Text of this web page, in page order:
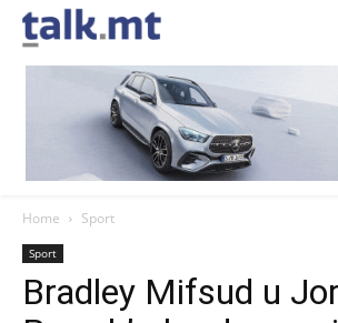
Home Sport
Sport
Bradley Mifsud u